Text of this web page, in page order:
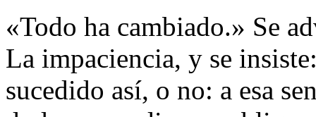
«Todo ha cambiado.» Se
La impaciencia, y se
sucedido así, o no: a esa